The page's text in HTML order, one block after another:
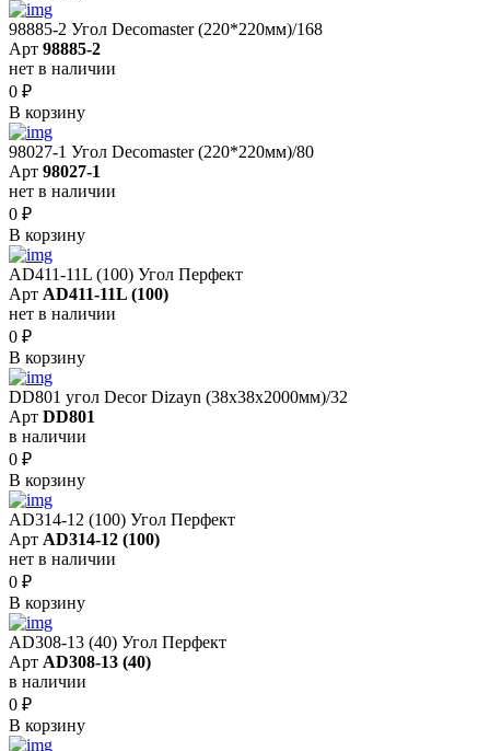
98885-2 Угол Decomaster (220*220мм)/168
Арт 98885-2
нет в наличии
0 ₽
В корзину
98027-1 Угол Decomaster (220*220мм)/80
Арт 98027-1
нет в наличии
0 ₽
В корзину
AD411-11L (100) Угол Перфект
Арт AD411-11L (100)
нет в наличии
0 ₽
В корзину
DD801 угол Decor Dizayn (38x38x2000мм)/32
Арт DD801
в наличии
0 ₽
В корзину
AD314-12 (100) Угол Перфект
Арт AD314-12 (100)
нет в наличии
0 ₽
В корзину
AD308-13 (40) Угол Перфект
Арт AD308-13 (40)
в наличии
0 ₽
В корзину